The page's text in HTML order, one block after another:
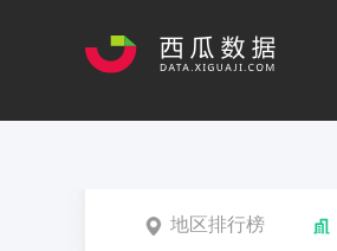
地区排行榜